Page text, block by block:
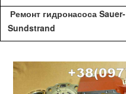
Ремонт гидронасоса Sauer-
Sundstrand